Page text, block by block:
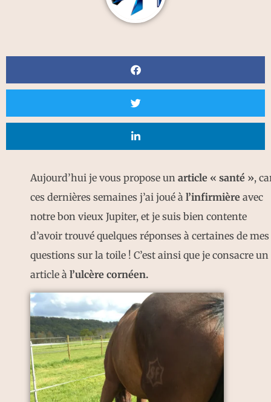
Aujourd’hui je vous propose un article « santé »,
ces dernières semaines j’ai joué à l’infirmière avec
notre bon vieux Jupiter, et je suis bien contente
d’avoir trouvé quelques réponses à certaines de mes
questions sur la toile ! C’est ainsi que je consacre un
article à l’ulcère cornéen.